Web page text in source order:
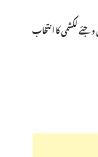
لکشمی کا انتخاب